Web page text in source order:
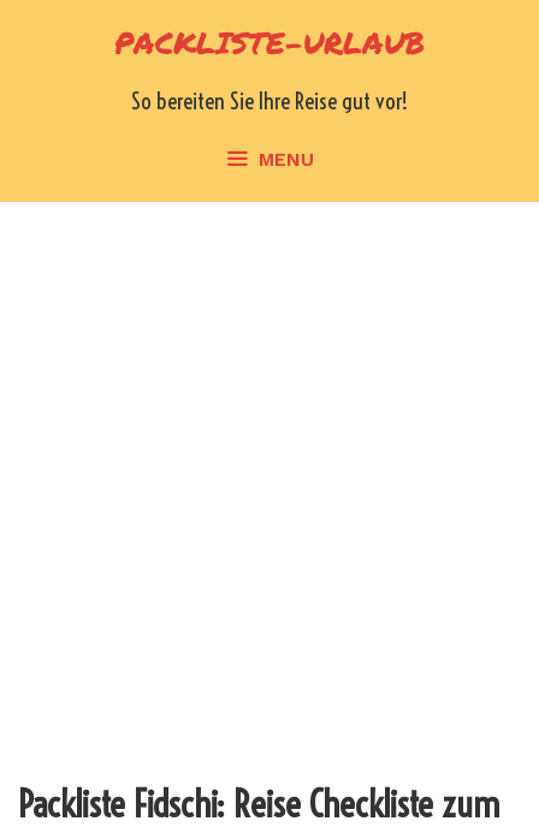
PACKLISTE-URLAUB
So bereiten Sie Ihre Reise gut vor!
MENU
Packliste Fidschi: Reise Checkliste zum